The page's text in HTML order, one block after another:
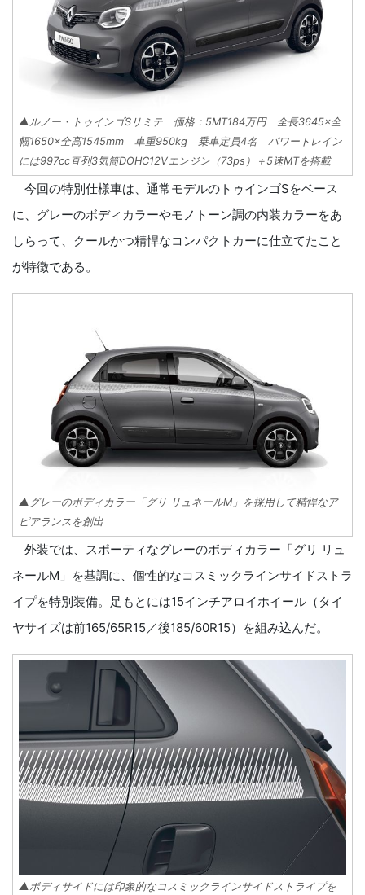
▲ルノー・トゥインゴSリミテ 価格：5MT184万円 全長3645×全
幅1650×全高1545mm 車重950kg 乗車定員4名 パワートレイン
には997cc直列3気筒DOHC12Vエンジン（73ps）＋5速MTを搭載
今回の特別仕様車は、通常モデルのトゥインゴSをベース
に、グレーのボディカラーやモノトーン調の内装カラーをあ
しらって、クールかつ精悍なコンパクトカーに仕立てたこと
が特徴である。
▲グレーのボディカラー「グリ リュネールM」を採用して精悍なア
ピアランスを創出
外装では、スポーティなグレーのボディカラー「グリ リュ
ネールM」を基調に、個性的なコスミックラインサイドストラ
イプを特別装備。足もとには15インチアロイホイール（タイ
ヤサイズは前165/65R15／後185/60R15）を組み込んだ。
▲ボディサイドには印象的なコスミックラインサイドストライプを